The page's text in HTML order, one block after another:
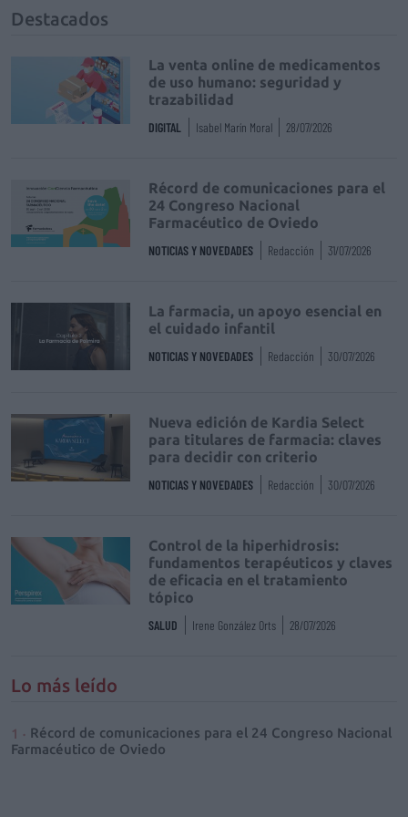
Destacados
La venta online de medicamentos
de uso humano: seguridad y
trazabilidad
DIGITAL Isabel Marín Moral 28/07/2026
Récord de comunicaciones para el
24 Congreso Nacional
Farmacéutico de Oviedo
NOTICIAS Y NOVEDADES Redacción 31/07/2026
La farmacia, un apoyo esencial en
el cuidado infantil
NOTICIAS Y NOVEDADES Redacción 30/07/2026
Nueva edición de Kardia Select
para titulares de farmacia: claves
para decidir con criterio
NOTICIAS Y NOVEDADES Redacción 30/07/2026
Control de la hiperhidrosis:
fundamentos terapéuticos y claves
de eficacia en el tratamiento
tópico
SALUD Irene González Orts 28/07/2026
Lo más leído
Récord de comunicaciones para el 24 Congreso Nacional
Farmacéutico de Oviedo